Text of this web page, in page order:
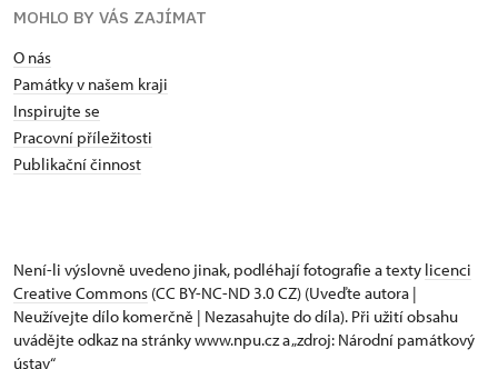
MOHLO BY VÁS ZAJÍMAT
O nás
Památky v našem kraji
Inspirujte se
Pracovní příležitosti
Publikační činnost
Není-li výslovně uvedeno jinak, podléhají fotografie a texty licenci
Creative Commons (CC BY-NC-ND 3.0 CZ) (Uveďte autora |
Neužívejte dílo komerčně | Nezasahujte do díla). Při užití obsahu
uvádějte odkaz na stránky www.npu.cz a „zdroj: Národní památkový
ústav“